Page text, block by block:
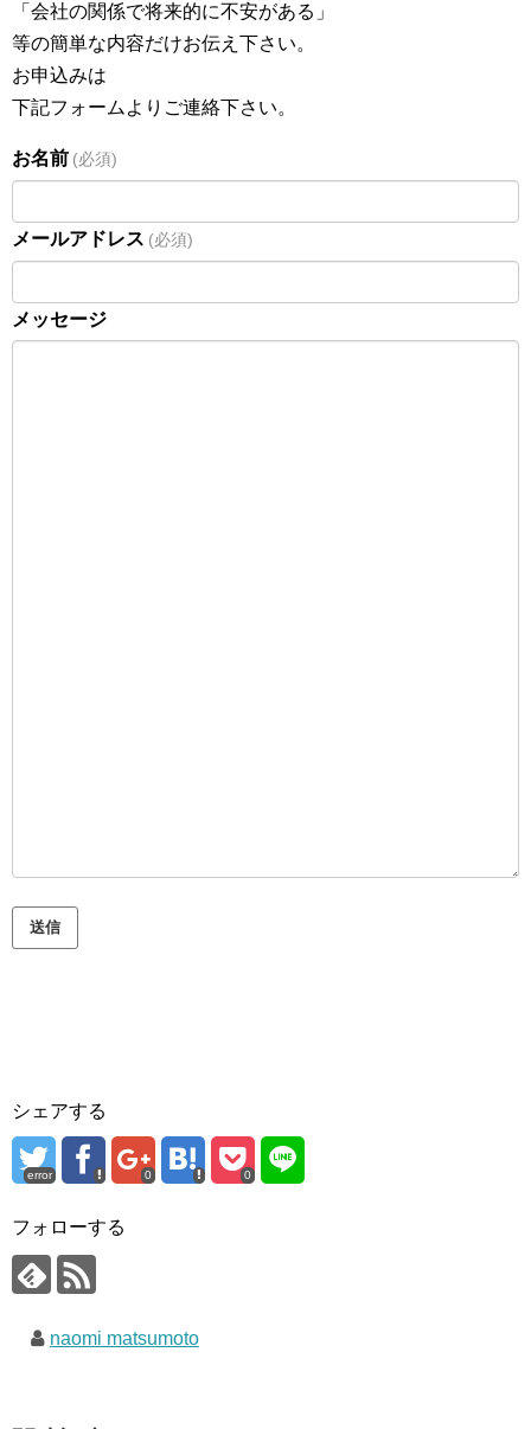
「会社の関係で将来的に不安がある」
等の簡単な内容だけお伝え下さい。
お申込みは
下記フォームよりご連絡下さい。
お名前 (必須)
メールアドレス (必須)
メッセージ
送信
シェアする
error 0 0
フォローする
naomi matsumoto